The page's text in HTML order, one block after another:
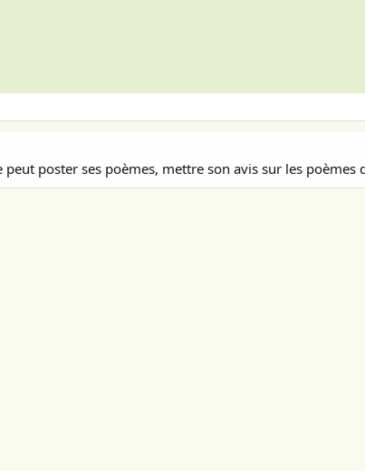
poster ses poèmes, mettre son avis sur les poèmes